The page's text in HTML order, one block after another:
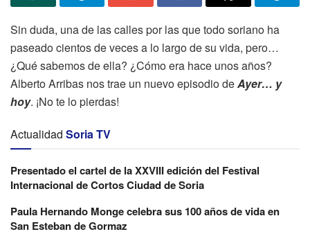
Sin duda, una de las calles por las que todo soriano ha
paseado cientos de veces a lo largo de su vida, pero…
¿Qué sabemos de ella? ¿Cómo era hace unos años?
Alberto Arribas nos trae un nuevo episodio deAyer… y
hoy. ¡No te lo pierdas!
Actualidad Soria TV
Presentado el cartel de la XXVIII edición del Festival
Internacional de Cortos Ciudad de Soria
Paula Hernando Monge celebra sus 100 años de vida en
San Esteban de Gormaz